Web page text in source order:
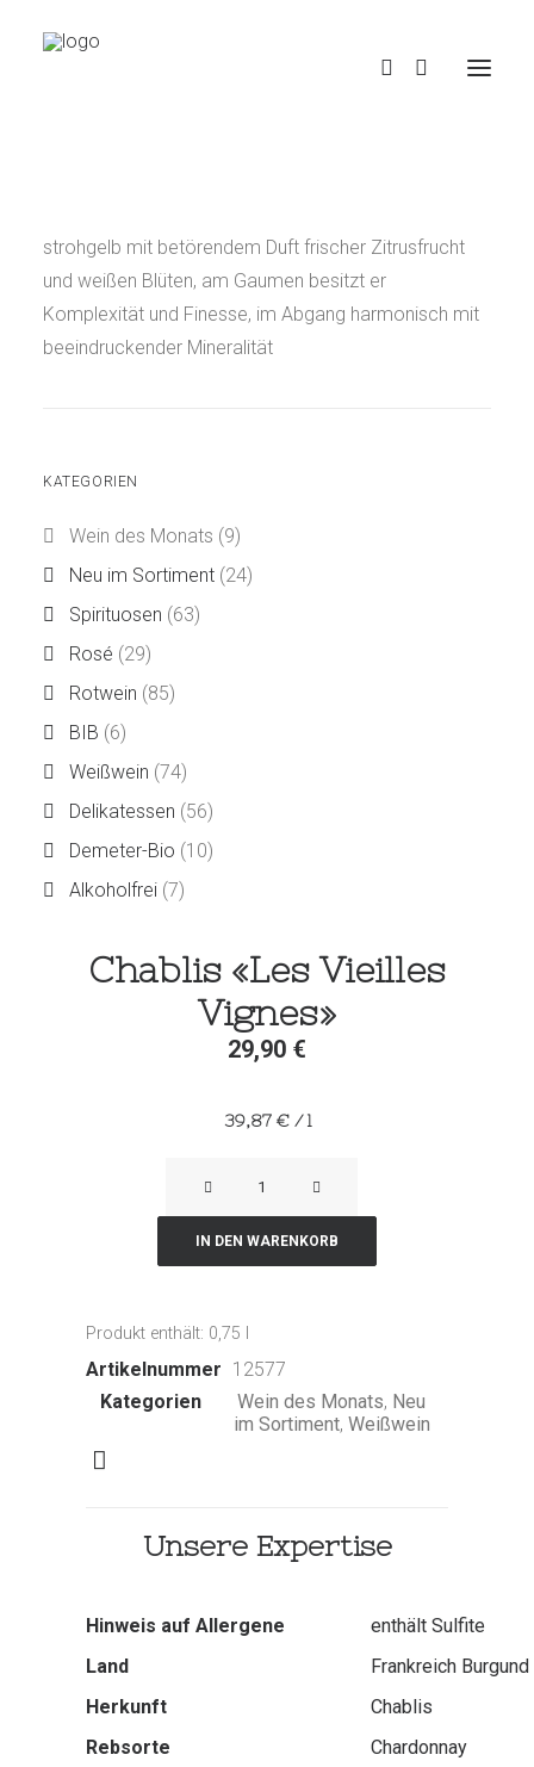
strohgelb mit betörendem Duft frischer Zitrusfrucht
und weißen Blüten, am Gaumen besitzt er
Komplexität und Finesse, im Abgang harmonisch mit
beeindruckender Mineralität
KATEGORIEN
Wein des Monats (9)
Neu im Sortiment (24)
Spirituosen (63)
Rosé (29)
Rotwein (85)
BIB (6)
Weißwein (74)
Delikatessen (56)
Demeter-Bio (10)
Alkoholfrei (7)
Chablis «Les Vieilles
Vignes»
29,90 €
39,87 €/l
Vieilles
Vignes»
IN DEN WARENKORB
Produkt enthält: 0,75
Artikelnummer 12577
Kategorien
Wein des Monats, Neu
im Sortiment, Weißwein
Unsere Expertise
Hinweis auf Allergene
enthält Sulfite
Land
Frankreich Burgund
Herkunft
Chablis
Rebsorte
Chardonnay